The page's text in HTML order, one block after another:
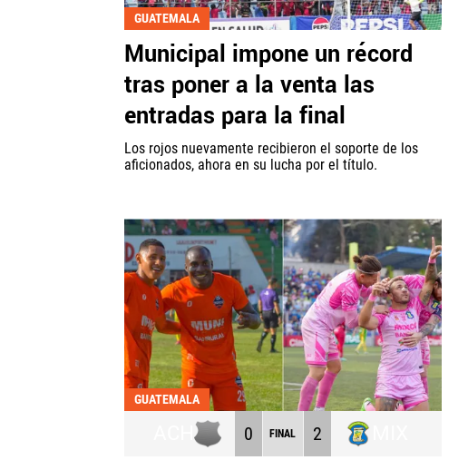
GUATEMALA
Municipal impone un récord
tras poner a la venta las
entradas para la final
Los rojos nuevamente recibieron el soporte de los
aficionados, ahora en su lucha por el título.
GUATEMALA
ACH 0 FINAL 2